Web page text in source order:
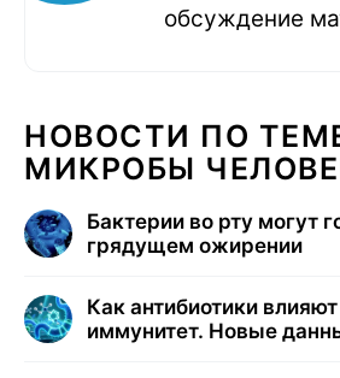
обсуждение
НОВОСТИ ПО
МИКРОБЫ
Бактерии во рту могут
грядущем ожирении
Как антибиотики
иммунитет. Новые